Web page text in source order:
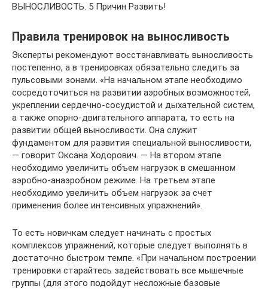
ВЫНОСЛИВОСТЬ. 5 Причин Развить!
Правила тренировок на выносливость
Эксперты рекомендуют восстанавливать выносливость
постепенно, а в тренировках обязательно следить за
пульсовыми зонами. «На начальном этапе необходимо
сосредоточиться на развитии аэробных возможностей,
укреплении сердечно-сосудистой и дыхательной систем,
а также опорно-двигательного аппарата, то есть на
развитии общей выносливости. Она служит
фундаментом для развития специальной выносливости,
— говорит Оксана Ходорович. — На втором этапе
необходимо увеличить объем нагрузок в смешанном
аэробно-анаэробном режиме. На третьем этапе
необходимо увеличить объем нагрузок за счет
применения более интенсивных упражнений».
То есть новичкам следует начинать с простых
комплексов упражнений, которые следует выполнять в
достаточно быстром темпе. «При начальном построении
тренировки старайтесь задействовать все мышечные
группы (для этого подойдут несложные базовые